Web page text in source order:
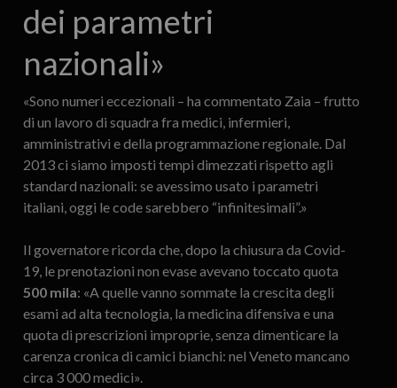
dei parametri
nazionali»
«Sono numeri eccezionali – ha commentato Zaia – frutto
di un lavoro di squadra fra medici, infermieri,
amministrativi e della programmazione regionale. Dal
2013 ci siamo imposti tempi dimezzati rispetto agli
standard nazionali: se avessimo usato i parametri
italiani, oggi le code sarebbero “infinitesimali”.»
Il governatore ricorda che, dopo la chiusura da Covid-
19, le prenotazioni non evase avevano toccato quota
500 mila: «A quelle vanno sommate la crescita degli
esami ad alta tecnologia, la medicina difensiva e una
quota di prescrizioni improprie, senza dimenticare la
carenza cronica di camici bianchi: nel Veneto mancano
circa 3 000 medici».